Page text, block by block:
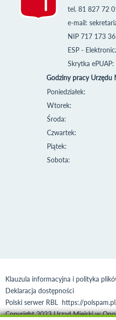
tel. 81 827 72
e-mail:
NIP 717 173
ESP -
Skrytka
Godziny pracy Urzędu
Poniedziałek:
Wtorek:
Środa:
Czwartek:
Piątek:
Sobota:
Klauzula informacyjna i polityka
Deklaracja dostępności
Polski serwer RBL https://
Copyright 2023 Urząd Miejski w